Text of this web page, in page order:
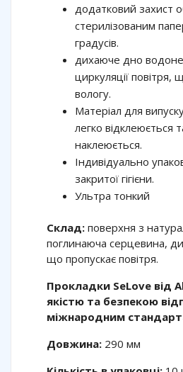
додатковий захист
стерилізованим
градусів.
дихаюче дно
циркуляції повітря,
вологу.
Матеріал для
легко відклеюється
наклеюється.
Індивідуально
закритої гігієни.
Ультра тонкий
Склад: поверхня з
поглинаюча серцевина,
що пропускає повітря.
Прокладки SeLove від
якістю та безпекою
міжнародним
Довжина: 290 мм